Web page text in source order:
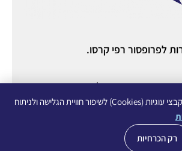
לפרופסור רפי קרסו.
מורוזובסקי○ ניהול תוכן ורשתות
○הצהרת נגישות○מדיניות פרטיות
אתר זה משתמש בקבצי עוגיות (Cookies) לשיפור חוויית הגלישה ולניתוח
רק הכרחיות